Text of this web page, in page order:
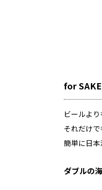
for SAKE
ビールよ
それだけ
簡単に日本
ダブルの